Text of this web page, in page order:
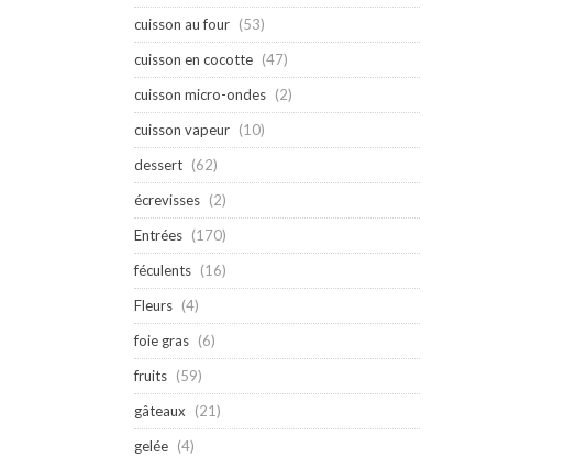
cuisson au four (53)
cuisson en cocotte (47)
cuisson micro-ondes (2)
cuisson vapeur (10)
dessert (62)
écrevisses (2)
Entrées (170)
féculents (16)
Fleurs (4)
foie gras (6)
fruits (59)
gâteaux
(21)
gelée (4)